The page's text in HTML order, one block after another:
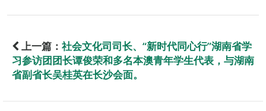
上一篇： 社会文化司司长、“新时代同心行”湖南省学
习参访团团长谭俊荣和多名本澳青年学生代表，与湖南
省副省长吴桂英在长沙会面。